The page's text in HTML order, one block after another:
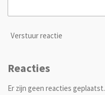
Verstuur reactie
Reacties
Er zijn geen reacties geplaatst.